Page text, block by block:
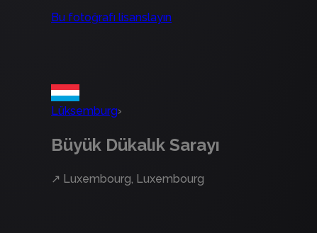
Bu fotoğrafı lisanslayın
Lüksemburg›
Büyük Dükalık Sarayı
↗ Luxembourg, Luxembourg